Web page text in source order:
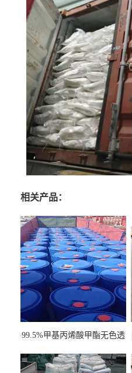
相关产品：
99.5%甲基丙烯酸甲酯无色透